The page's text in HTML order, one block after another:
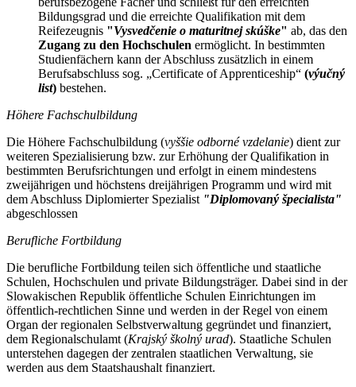
Bildungsgrad und die erreichte Qualifikation mit dem
Reifezeugnis "Vysvedčenie o maturitnej skúške" ab, das den
Zugang zu den Hochschulen ermöglicht. In bestimmten
Studienfächern kann der Abschluss zusätzlich in einem
Berufsabschluss sog. „Certificate of Apprenticeship“ (výučný
list) bestehen.
Höhere Fachschulbildung
Die Höhere Fachschulbildung (vyššie odborné vzdelanie) dient zur
weiteren Spezialisierung bzw. zur Erhöhung der Qualifikation in
bestimmten Berufsrichtungen und erfolgt in einem mindestens
zweijährigen und höchstens dreijährigen Programm und wird mit
dem Abschluss Diplomierter Spezialist "Diplomovaný špecialista"
abgeschlossen
Berufliche Fortbildung
Die berufliche Fortbildung teilen sich öffentliche und staatliche
Schulen, Hochschulen und private Bildungsträger. Dabei sind in der
Slowakischen Republik öffentliche Schulen Einrichtungen im
öffentlich-rechtlichen Sinne und werden in der Regel von einem
Organ der regionalen Selbstverwaltung gegründet und finanziert,
dem Regionalschulamt (Krajský školný urad). Staatliche Schulen
unterstehen dagegen der zentralen staatlichen Verwaltung, sie
werden aus dem Staatshaushalt finanziert.